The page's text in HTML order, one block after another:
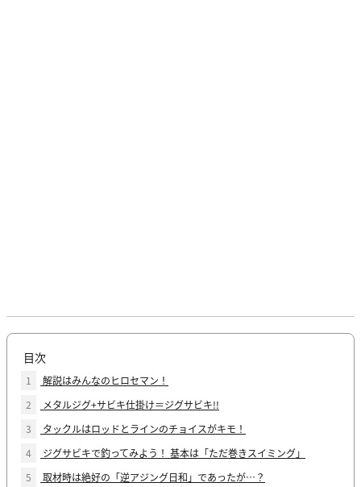
目次
1
解説はみんなのヒロセマン！
2
メタルジグ+サビキ仕掛け＝ジグサビキ!!
3
タックルはロッドとラインのチョイスがキモ！
4
ジグサビキで釣ってみよう！ 基本は「ただ巻きスイミング」
5
取材時は絶好の「逆アジング日和」であったが…？